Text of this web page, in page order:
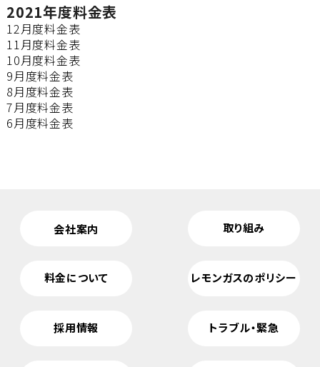
2021年度料金表
12月度料金表
11月度料金表
10月度料金表
9月度料金表
8月度料金表
7月度料金表
6月度料金表
会社案内 取り組み
料金について レモンガスのポリシー
採用情報 トラブル・緊急